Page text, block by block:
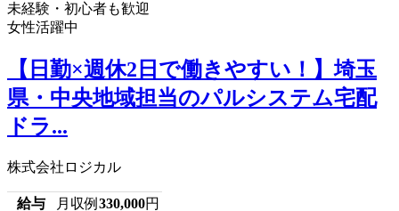
未経験・初心者も歓迎
女性活躍中
【日勤×週休2日で働きやすい！】埼玉
県・中央地域担当のパルシステム宅配
ドラ...
株式会社ロジカル
給与 月収例 330,000円